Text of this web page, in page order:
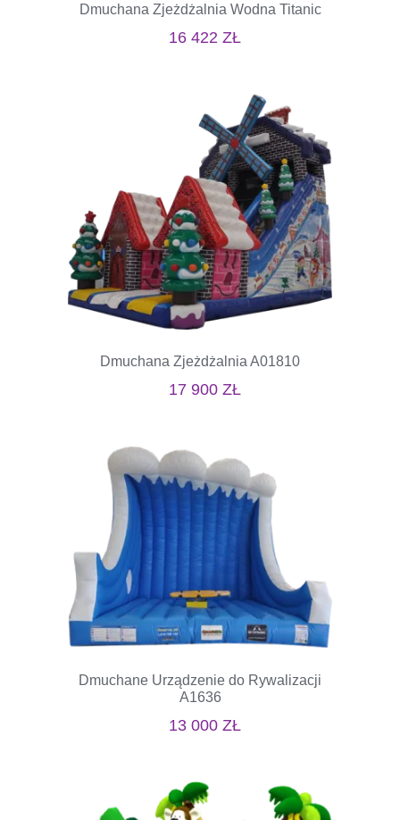
Dmuchana Zjeżdżalnia Wodna Titanic
16 422 ZŁ
Dmuchana Zjeżdżalnia A01810
17 900 ZŁ
Dmuchane Urządzenie do Rywalizacji
A1636
13 000 ZŁ